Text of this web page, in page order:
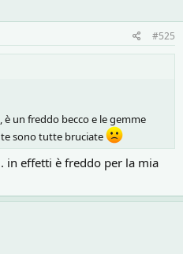
#525
un freddo becco e le gemme
sono tutte bruciate
in effetti è freddo per la mia